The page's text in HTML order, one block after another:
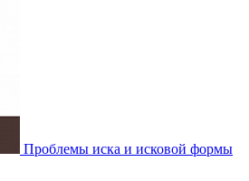
Проблемы иска и исковой формы